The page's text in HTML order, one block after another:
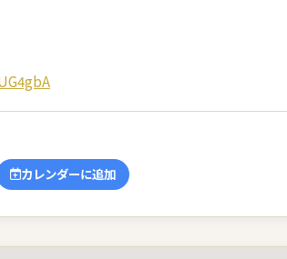
カレンダーに追加